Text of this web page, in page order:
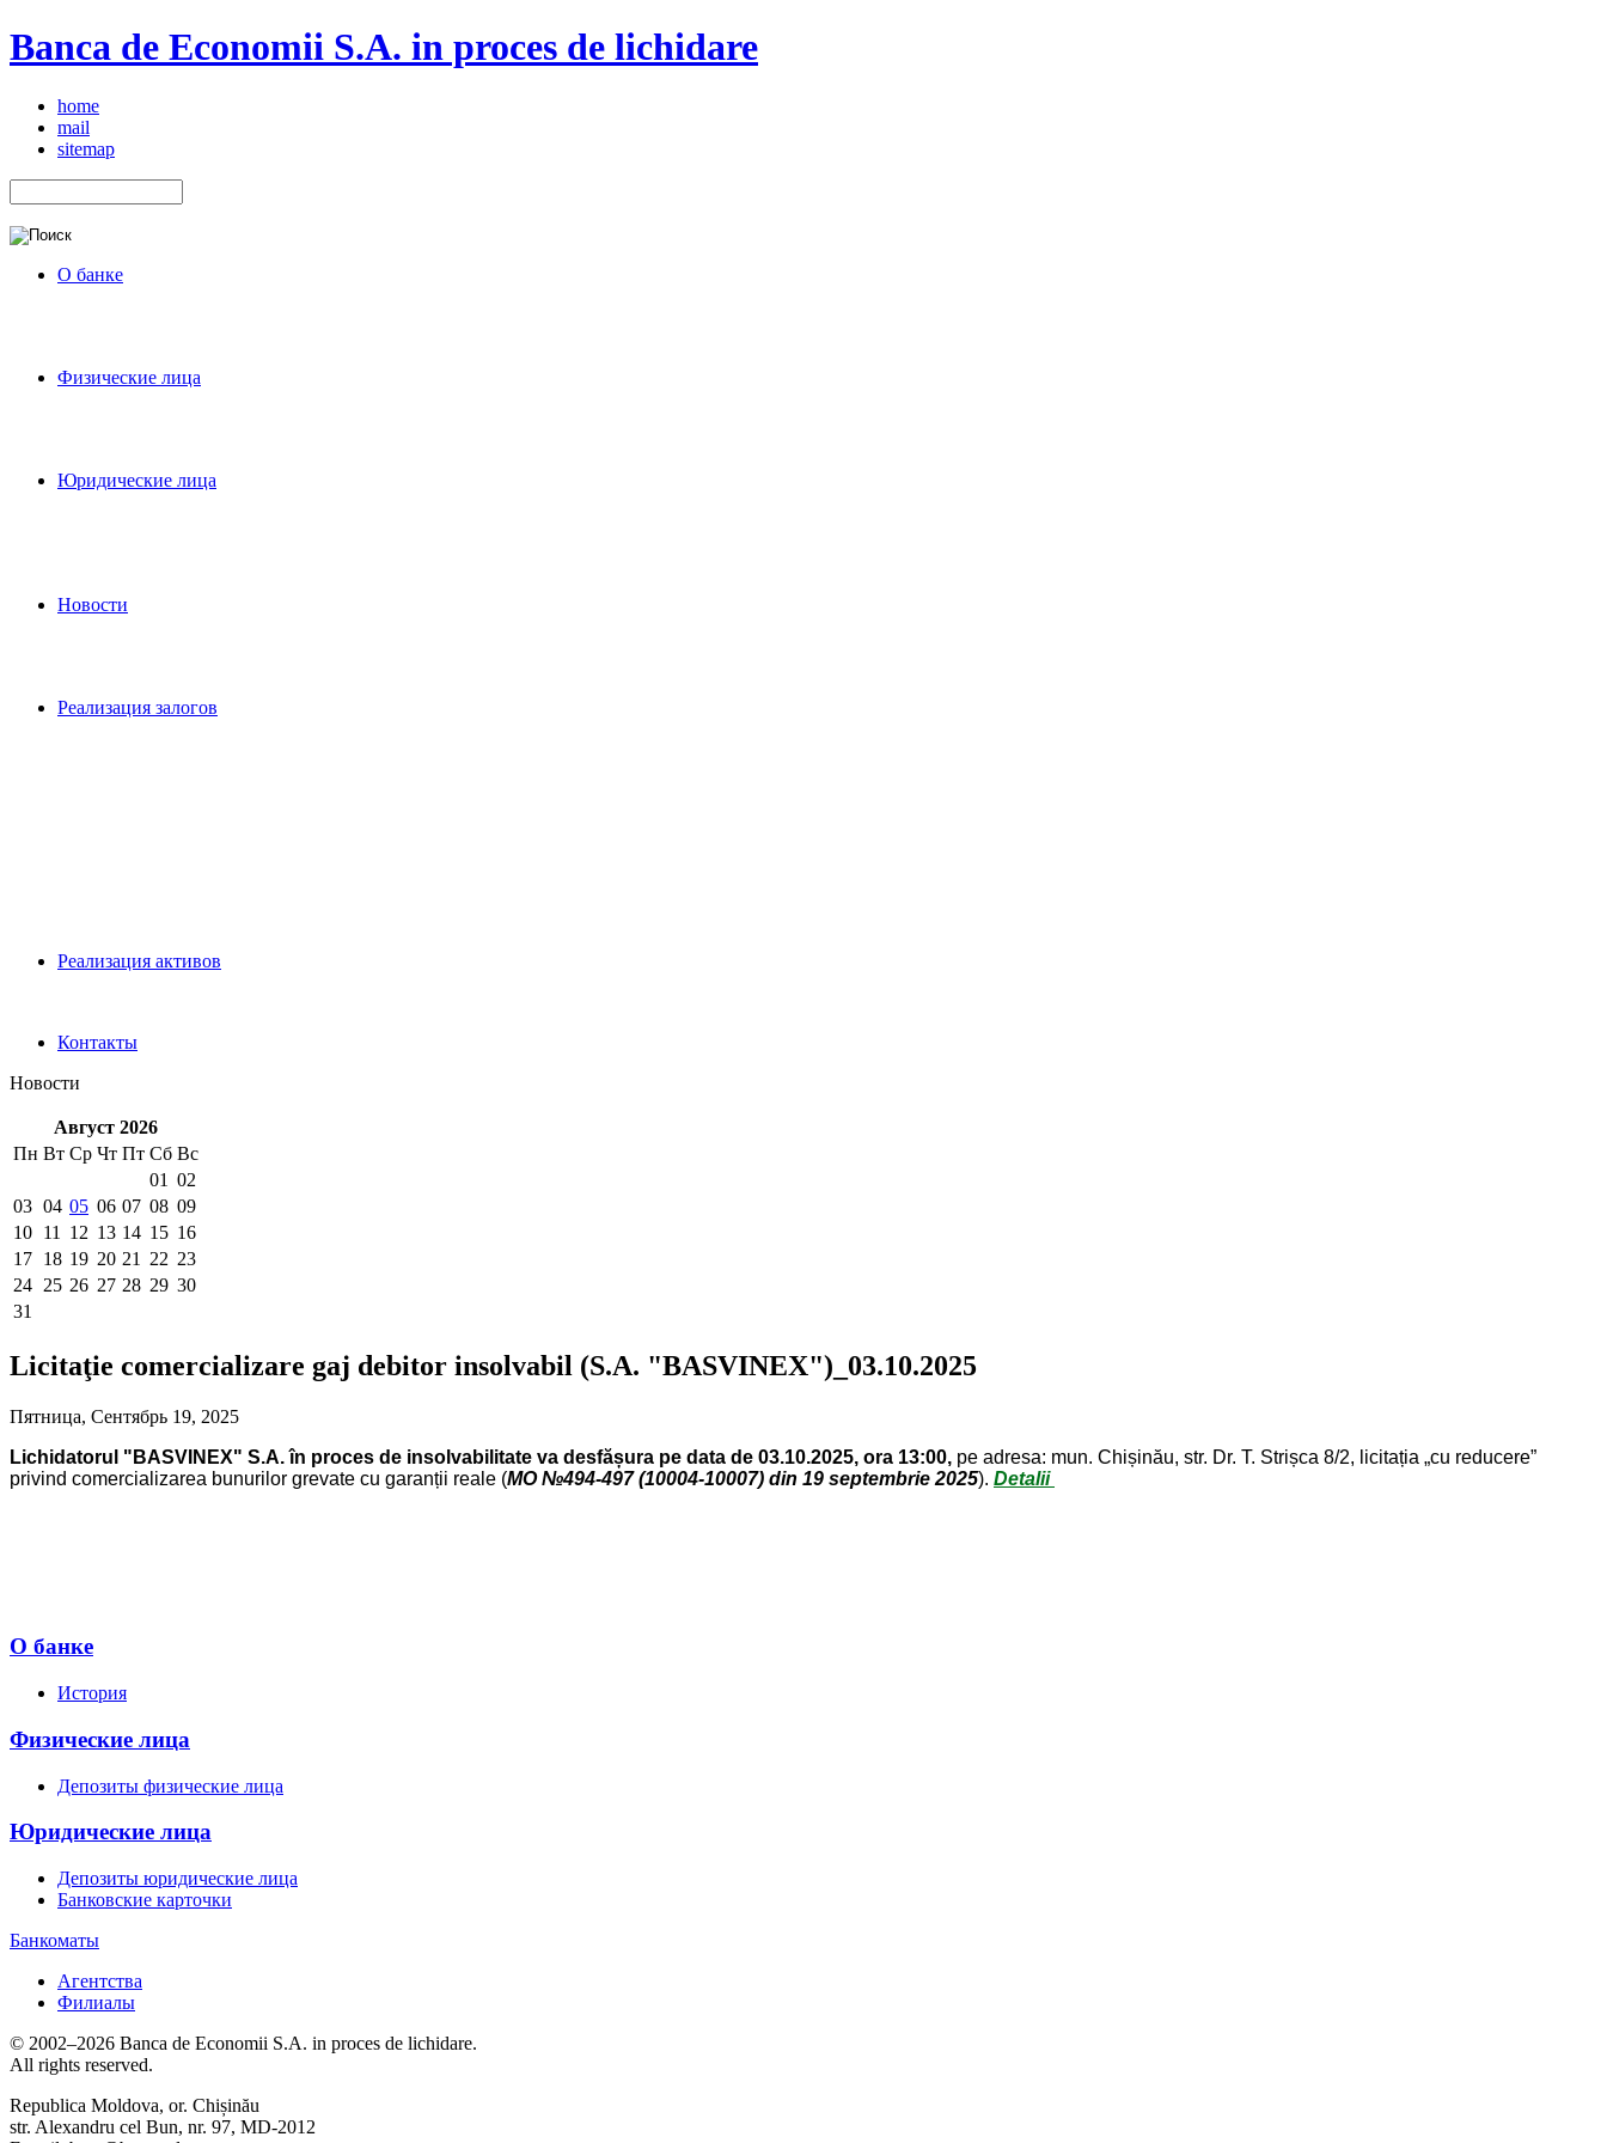
Banca de Economii S.A. in proces de lichidare
home
mail
sitemap
О банке
Физические лица
Юридические лица
Новости
Реализация залогов
Pеализация активов
Контакты
Новости
Август 2026
Пн Вт Ср Чт Пт Сб Вс
01 02
03 04 05 06 07 08 09
10 11 12 13 14 15 16
17 18 19 20 21 22 23
24 25 26 27 28 29 30
31
Licitaţie comercializare gaj debitor insolvabil (S.A. "BASVINEX")_03.10.2025
Пятница, Сентябрь 19, 2025
Lichidatorul "BASVINEX" S.A. în proces de insolvabilitate va desfășura pe data de 03.10.2025, ora 13:00, pe adresa: mun. Chișinău, str. Dr. T. Strișca 8/2, licitația „cu reducere”
privind comercializarea bunurilor grevate cu garanții reale (MO №494-497 (10004-10007) din 19 septembrie 2025). Detalii
О банке
История
Физические лица
Депозиты физические лица
Юридические лица
Депозиты юридические лица
Банковские карточки
Банкоматы
Агентства
Филиалы
© 2002–2026 Banca de Economii S.A. in proces de lichidare.
All rights reserved.
Republica Moldova, or. Chișinău
str. Alexandru cel Bun, nr. 97, MD-2012